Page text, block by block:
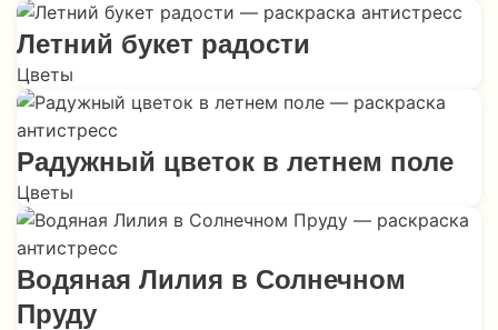
Летний букет радости
Цветы
Радужный цветок в летнем поле
Цветы
Водяная Лилия в Солнечном
Пруду